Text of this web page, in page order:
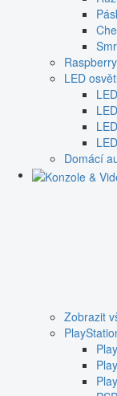
LED
Domácí
Zobrazit